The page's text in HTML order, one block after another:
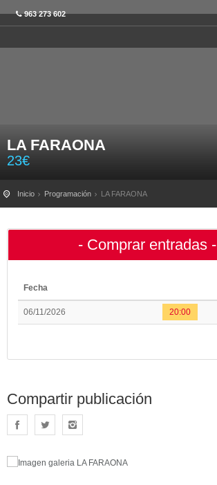
963 273 602
LA FARAONA
23€
Inicio Programación LA FARAONA
- Comprar entradas -
Fecha
06/11/2026 20:00
Compartir publicación